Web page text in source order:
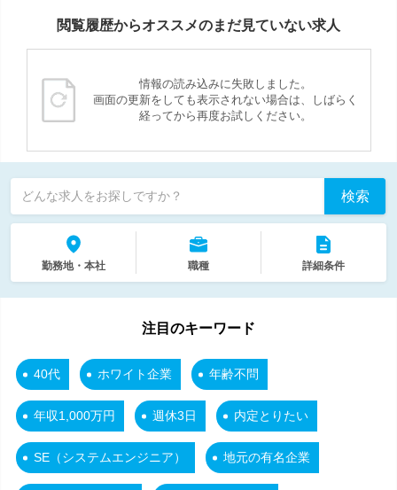
閲覧履歴からオススメのまだ見ていない求人
情報の読み込みに失敗しました。
画面の更新をしても表示されない場合は、しばらく
経ってから再度お試しください。
どんな求人をお探しですか？ 検索
勤務地・本社 職種 詳細条件
注目のキーワード
40代 ホワイト企業 年齢不問
年収1,000万円 週休3日 内定とりたい
SE（システムエンジニア） 地元の有名企業